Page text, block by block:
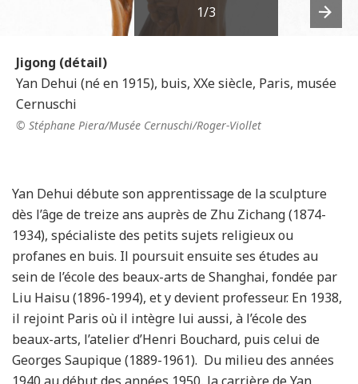
Jigong (détail)
Yan Dehui (né en 1915), buis, XXe siècle, Paris, musée
Cernuschi
© Stéphane Piera/Musée Cernuschi/Roger-Viollet
1/3
Next
Yan Dehui débute son apprentissage de la sculpture
dès l’âge de treize ans auprès de Zhu Zichang (1874-
1934), spécialiste des petits sujets religieux ou
profanes en buis. Il poursuit ensuite ses études au
sein de l’école des beaux-arts de Shanghai, fondée par
Liu Haisu (1896-1994), et y devient professeur. En 1938,
il rejoint Paris où il intègre lui aussi, à l’école des
beaux-arts, l’atelier d’Henri Bouchard, puis celui de
Georges Saupique (1889-1961). Du milieu des années